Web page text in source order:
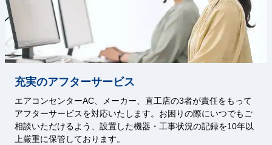
充実のアフターサービス
エアコンセンターAC、メーカー、直工店の3者が責任をもって
アフターサービスを対応いたします。お困りの際にいつでもご
相談いただけるよう、設置した機器・工事状況の記録を10年以
上厳重に保管しております。